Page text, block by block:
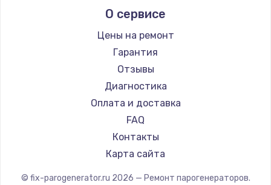
Заказать
Техобслуживание
900 руб.
Заказать
Установка / подключение / демонтаж
1300 руб.
Заказать
Hotpoint Ariston
DELTA
Chayka
Beko
Vivitek
RED solution
О сервисе
Цены на ремонт
Гарантия
Отзывы
Диагностика
Оплата и доставка
FAQ
Контакты
Карта сайта
© fix-parogenerator.ru 2026 — Ремонт парогенераторов.